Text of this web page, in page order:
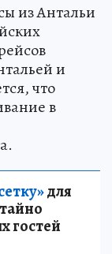
из Антальи
и
что
в
для
гостей